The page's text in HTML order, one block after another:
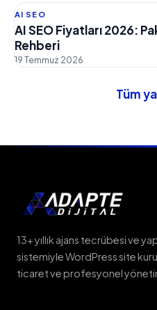
AI SEO
AI SEO Fiyatları 2026:
Rehberi
19 Temmuz 2026
Tüm
13+ yıllık ajans tecrübesi ve
sistemiyle WordPress site
ticaret ve profesyonel